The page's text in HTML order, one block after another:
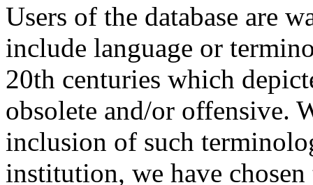
Users of the database are
include language or
20th centuries which
obsolete and/or offensive.
inclusion of such
institution, we have